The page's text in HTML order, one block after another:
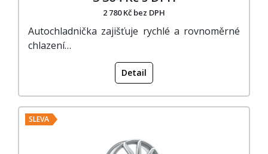
2 780 Kč bez DPH
Autochladnička zajišťuje rychlé a rovnoměrné
chlazení…
Detail
SLEVA